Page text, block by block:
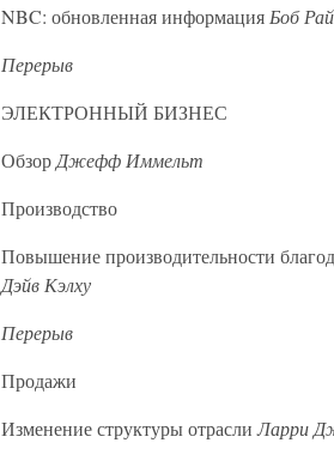
NBC: обновленная информация Боб
Перерыв
ЭЛЕКТРОННЫЙ БИЗНЕС
Обзор Джефф Иммельт
Производство
Повышение производительности
Дэйв Кэлху
Перерыв
Продажи
Изменение структуры отраслиЛарри